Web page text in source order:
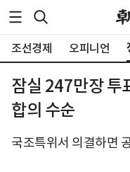
조선경제 오피니언
잠실 247만장 투
합의 수순
국조특위서 의결하면